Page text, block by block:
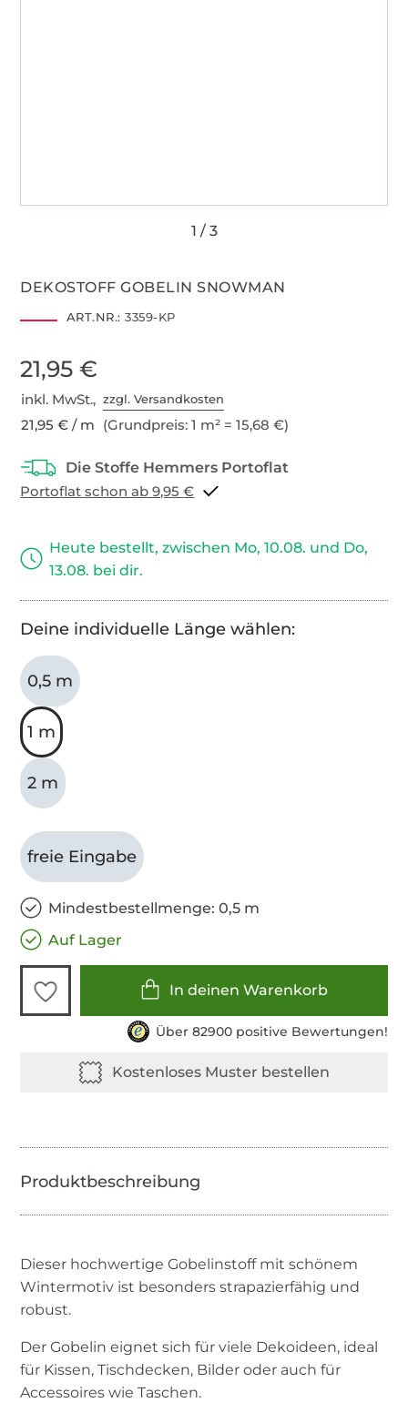
DEKOSTOFF GOBELIN SNOWMAN
ART.NR.: 3359-KP
21,95 €
inkl. MwSt.,zzgl. Versandkosten
21,95 € / m (Grundpreis: 1 m² = 15,68 €)
Portoflat schon ab 9,95 €
Heute bestellt, zwischen Mo, 10.08. und Do,
13.08. bei dir.
Deine individuelle Länge wählen:
0,5 m
1 m
2 m
freie Eingabe
Mindestbestellmenge: 0,5 m
Auf Lager
In deinen Warenkorb
Über 82900 positive Bewertungen!
Dieser hochwertige Gobelinstoff mit schönem
Wintermotiv ist besonders strapazierfähig und
robust.
Der Gobelin eignet sich für viele Dekoideen, ideal
für Kissen, Tischdecken, Bilder oder auch für
Accessoires wie Taschen.